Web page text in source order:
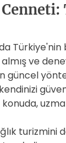
Türkiye'nin
ve
güncel
turizmini